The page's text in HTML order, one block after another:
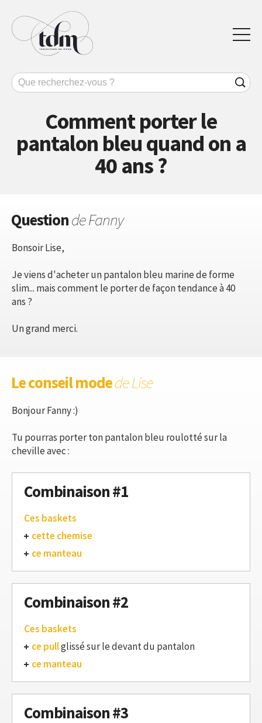
Comment porter le
pantalon bleu quand on a
40 ans ?
Questionde Fanny
Bonsoir Lise,
Je viens d'acheter un pantalon bleu marine de forme
slim... mais comment le porter de façon tendance à 40
ans ?
Un grand merci.
Le conseil modede Lise
Bonjour Fanny :)
Tu pourras porter ton pantalon bleu roulotté sur la
cheville avec :
Combinaison #1
Ces baskets
cette chemise
ce manteau
Combinaison #2
Ces baskets
ce pullglissé sur le devant du pantalon
ce manteau
Combinaison #3